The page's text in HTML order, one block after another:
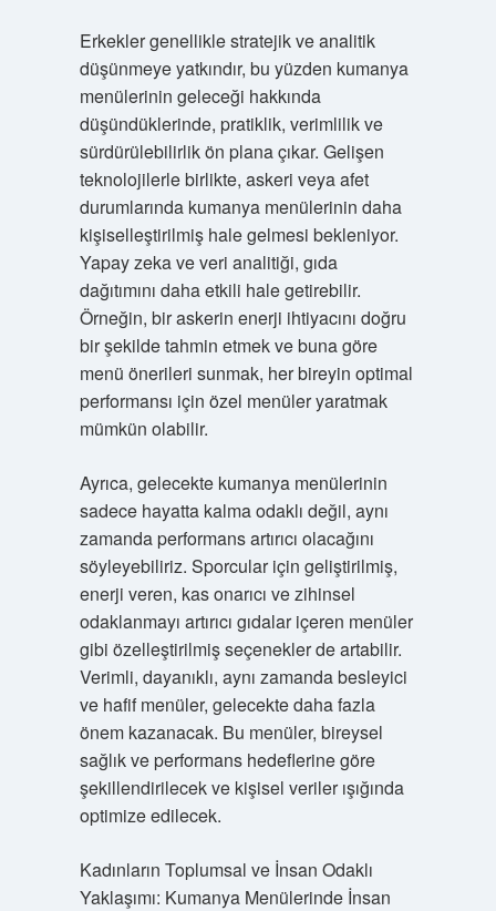
Erkekler genellikle stratejik ve analitik
düşünmeye yatkındır, bu yüzden kumanya
menülerinin geleceği hakkında
düşündüklerinde, pratiklik, verimlilik ve
sürdürülebilirlik ön plana çıkar. Gelişen
teknolojilerle birlikte, askeri veya afet
durumlarında kumanya menülerinin daha
kişiselleştirilmiş hale gelmesi bekleniyor.
Yapay zeka ve veri analitiği, gıda
dağıtımını daha etkili hale getirebilir.
Örneğin, bir askerin enerji ihtiyacını doğru
bir şekilde tahmin etmek ve buna göre
menü önerileri sunmak, her bireyin optimal
performansı için özel menüler yaratmak
mümkün olabilir.
Ayrıca, gelecekte kumanya menülerinin
sadece hayatta kalma odaklı değil, aynı
zamanda performans artırıcı olacağını
söyleyebiliriz. Sporcular için geliştirilmiş,
enerji veren, kas onarıcı ve zihinsel
odaklanmayı artırıcı gıdalar içeren menüler
gibi özelleştirilmiş seçenekler de artabilir.
Verimli, dayanıklı, aynı zamanda besleyici
ve hafif menüler, gelecekte daha fazla
önem kazanacak. Bu menüler, bireysel
sağlık ve performans hedeflerine göre
şekillendirilecek ve kişisel veriler ışığında
optimize edilecek.
Kadınların Toplumsal ve İnsan Odaklı
Yaklaşımı: Kumanya Menülerinde İnsan